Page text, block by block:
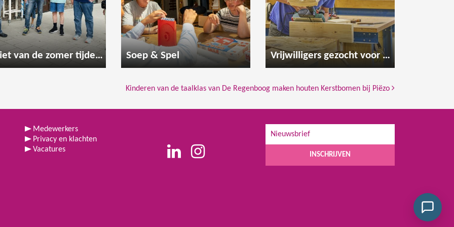
Geniet van de zomer tijdens een gezellige wandeling Soep & Spel Vrijwilligers gezocht voor de houtwerkplaats
Kinderen van de taalklas van De Regenboog maken houten Kerstbomen bij Piëzo
Medewerkers
Privacy en klachten
Vacatures